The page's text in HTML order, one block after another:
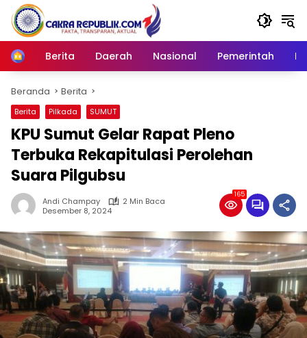
Langsung
konten
Home
Berita Daerah Nasional Pemerintah
Beranda Berita
Berita Pilkada SUMUT
KPU Sumut Gelar Rapat Pleno
Terbuka Rekapitulasi Perolehan
Suara Pilgubsu
Andi Champay
2 Min Baca
Desember 8, 2024
165